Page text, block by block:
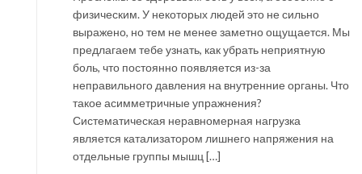
физическим. У некоторых людей это не сильно
выражено, но тем не менее заметно ощущается. Мы
предлагаем тебе узнать, как убрать неприятную
боль, что постоянно появляется из-за
неправильного давления на внутренние органы. Что
такое асимметричные упражнения?
Систематическая неравномерная нагрузка
является катализатором лишнего напряжения на
отдельные группы мышц […]